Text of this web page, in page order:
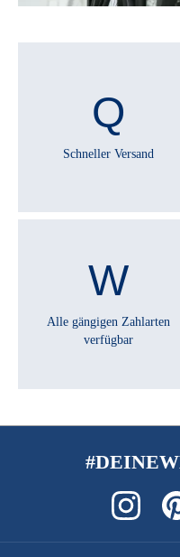
RÜCKLICHT :
B&M, Toplight 2C
Nein
SATTEL :
SELLE ROYAL Viaggio
SATTELSTÜTZE :
SCHALTHEBEL :
SHIMANO CUES Di2
SCHALTUNGSTYP :
Schneller Versand
Alle gängigen Zahlarten
verfügbar